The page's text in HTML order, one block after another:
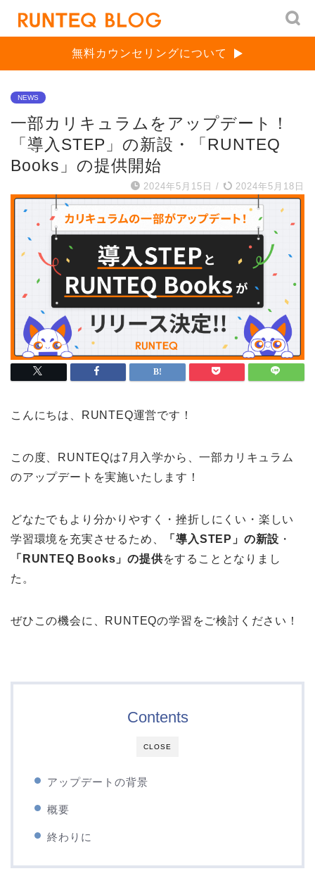
無料カウンセリングについて
NEWS
一部カリキュラムをアップデート！
「導入STEP」の新設・「RUNTEQ
Books」の提供開始
2024年5月15日 / 2024年5月18日
こんにちは、RUNTEQ運営です！
この度、RUNTEQは7月入学から、一部カリキュラム
のアップデートを実施いたします！
どなたでもより分かりやすく・挫折しにくい・楽しい
学習環境を充実させるため、
「導入STEP」の新設 ・
「RUNTEQ Books」の提供をすることとなりまし
た。
ぜひこの機会に、RUNTEQの学習をご検討ください！
CLOSE
Contents
アップデートの背景
概要
終わりに